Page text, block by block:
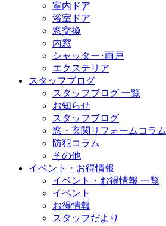
室内ドア
浴室ドア
窓交換
内窓
シャッター･雨戸
エクステリア
スタッフブログ
スタッフブログ 一覧
お知らせ
スタッフブログ
窓・玄関リフォームコラム
防犯コラム
その他
イベント・お得情報
イベント・お得情報 一覧
イベント
お得情報
スタッフだより